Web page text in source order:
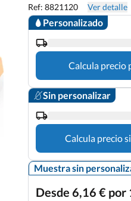
Ref: 8821120 Ver detalle
Personalizado
Calcula precio
Sin personalizar
Calcula precio
Muestra sin
Desde 6,16 € por